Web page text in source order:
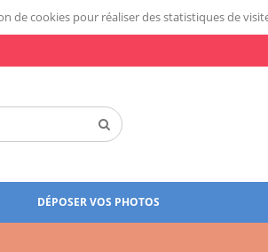
de cookies pour réaliser des statistiques de
DÉPOSER VOS PHOTOS